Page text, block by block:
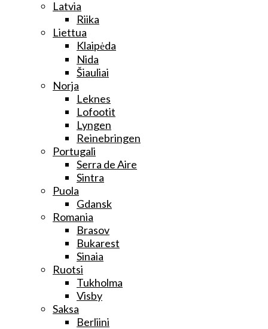
Latvia
Riika
Liettua
Klaipėda
Nida
Šiauliai
Norja
Leknes
Lofootit
Lyngen
Reinebringen
Portugali
Serra de Aire
Sintra
Puola
Gdansk
Romania
Brasov
Bukarest
Sinaia
Ruotsi
Tukholma
Visby
Saksa
Berliini